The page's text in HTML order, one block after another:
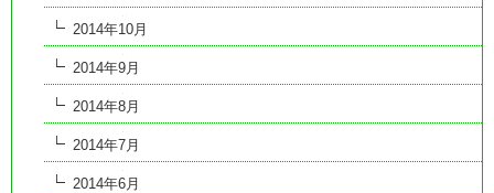
2014年10月
2014年9月
2014年8月
2014年7月
2014年6月